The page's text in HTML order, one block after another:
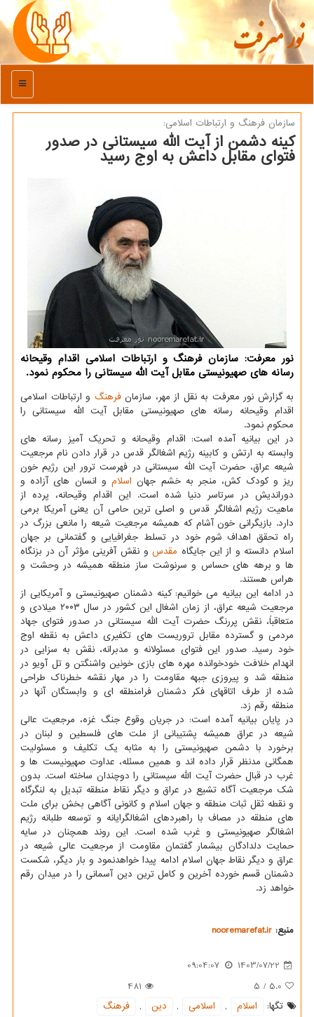
نور معرفت
منو
سازمان فرهنگ و ارتباطات اسلامی:
کینه دشمن از آیت الله سیستانی در صدور
فتوای مقابل داعش به اوج رسید
نور معرفت: سازمان فرهنگ و ارتباطات اسلامی اقدام وقیحانه
رسانه های صهیونیستی مقابل آیت الله سیستانی را محکوم نمود.
به گزارش نور معرفت به نقل از مهر، سازمانفرهنگ و ارتباطات اسلامی
اقدام وقیحانه رسانه های صهیونیستی مقابل آیت الله سیستانی را
محکوم نمود.
در این بیانیه آمده است: اقدام وقیحانه و تحریک آمیز رسانه های
وابسته به ارتش و کابینه رژیم اشغالگر قدس در قرار دادن نام مرجعیت
شیعه عراق، حضرت آیت الله سیستانی در فهرست ترور این رژیم خون
ریز و کودک کش، منجر به خشم جهان اسلامو انسان های آزاده و
دوراندیش در سرتاسر دنیا شده است. این اقدام وقیحانه، پرده از
ماهیت رژیم اشغالگر قدس و اصلی ترین حامی آن یعنی آمریکا برمی
دارد. بازیگرانی خون آشام که همیشه مرجعیت شیعه را مانعی بزرگ در
راه تحقق اهداف شوم خود در تسلط جغرافیایی و گفتمانی بر جهان
اسلام دانسته و از این جایگاه مقدسو نقش آفرینی مؤثر آن در بزنگاه
ها و برهه های حساس و سرنوشت ساز منطقه همیشه در وحشت و
هراس هستند.
در ادامه این بیانیه می خوانیم: کینه دشمنان صهیونیستی و آمریکایی از
مرجعیت شیعه عراق، از زمان اشغال این کشور در سال ۲۰۰۳ میلادی و
متعاقباً، نقش پررنگ حضرت آیت الله سیستانی در صدور فتوای جهاد
مردمی و گسترده مقابل تروریست های تکفیری داعش به نقطه اوج
خود رسید. صدور این فتوای مسئولانه و مدبرانه، نقش به سزایی در
انهدام خلافت خودخوانده مهره های بازی خونین واشنگتن و تل آویو در
منطقه شد و پیروزی جبهه مقاومت را در مهار نقشه خطرناک طراحی
شده از طرف اتاقهای فکر دشمنان فرامنطقه ای و وابستگان آنها در
منطقه رقم زد.
در پایان بیانیه آمده است: در جریان وقوع جنگ غزه، مرجعیت عالی
شیعه در عراق همیشه پشتیبانی از ملت های فلسطین و لبنان در
برخورد با دشمن صهیونیستی را به مثابه یک تکلیف و مسئولیت
همگانی مدنظر قرار داده اند و همین مسئله، عداوت صهیونیست ها و
غرب در قبال حضرت آیت الله سیستانی را دوچندان ساخته است. بدون
شک مرجعیت آگاه تشیع در عراق و دیگر نقاط منطقه تبدیل به لنگرگاه
و نقطه ثقل ثبات منطقه و جهان اسلام و کانونی آگاهی بخش برای ملت
های منطقه در مصاف با راهبردهای اشغالگرایانه و توسعه طلبانه رژیم
اشغالگر صهیونیستی و غرب شده است. این روند همچنان در سایه
حمایت دلدادگان بیشمار گفتمان مقاومت از مرجعیت عالی شیعه در
عراق و دیگر نقاط جهان اسلام ادامه پیدا خواهدنمود و بار دیگر، شکست
دشمنان قسم خورده آخرین و کامل ترین دین آسمانی را در میدان رقم
خواهد زد.
منبع: nooremarefat.ir
1403/07/22
09:04:07
5.0
/
5
481
تگها:
اسلام , اسلامی , دین ,
فرهنگ